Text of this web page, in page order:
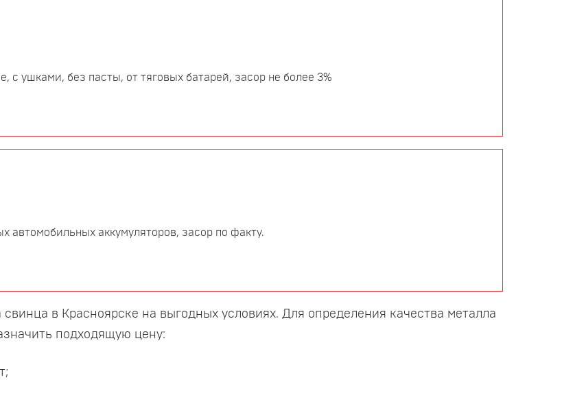
с ушками, без пасты, от тяговых батарей, засор не более 3%
автомобильных аккумуляторов, засор по факту.
в Красноярске на выгодных условиях. Для определения качества металла
подходящую цену: